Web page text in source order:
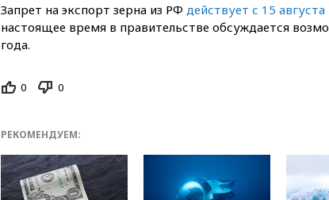
Запрет на экспорт зерна из РФ действует с 15
настоящее время в правительстве обсуждается
года.
0 0
РЕКОМЕНДУЕМ: